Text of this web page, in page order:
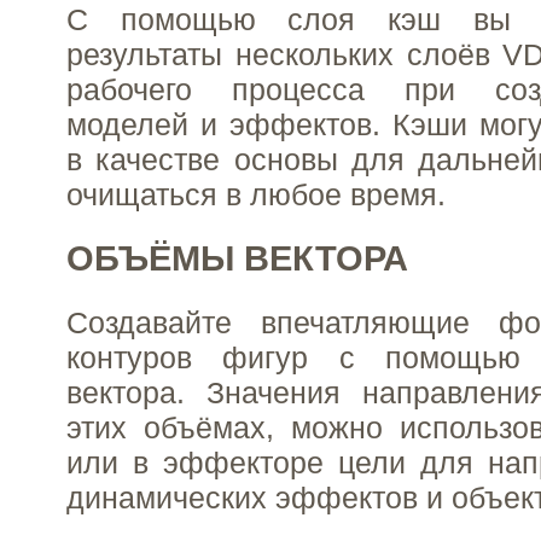
С помощью слоя кэш вы
результаты нескольких слоёв
рабочего процесса при
моделей и эффектов. Кэши
в качестве основы для
очищаться в любое время.
ОБЪЁМЫ ВЕКТОРА
Создавайте впечатляющие
контуров фигур с помощью
вектора. Значения
этих объёмах, можно
или в эффекторе цели для
динамических эффектов и